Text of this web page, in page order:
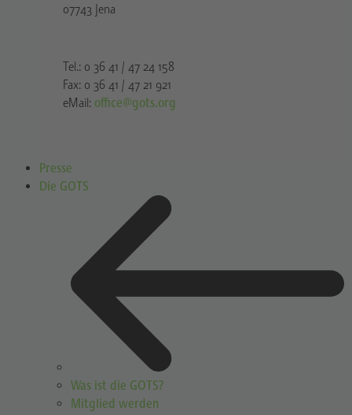
07743 Jena
Tel.: 0 36 41 / 47 24 158
Fax: 0 36 41 / 47 21 921
eMail: office@gots.org
Presse
Die GOTS
Was ist die GOTS?
Mitglied werden